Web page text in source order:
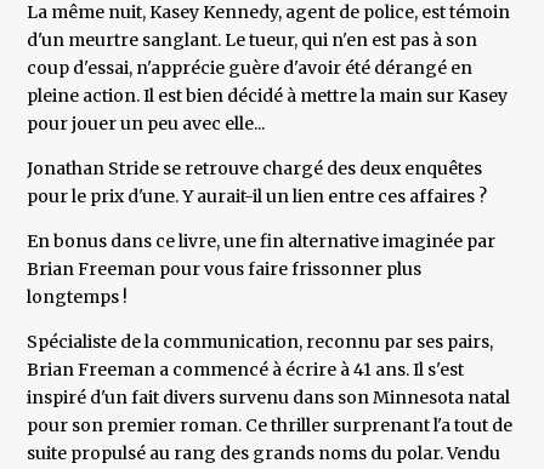
La même nuit, Kasey Kennedy, agent de police, est témoin
d'un meurtre sanglant. Le tueur, qui n'en est pas à son
coup d'essai, n'apprécie guère d'avoir été dérangé en
pleine action. Il est bien décidé à mettre la main sur Kasey
pour jouer un peu avec elle...
Jonathan Stride se retrouve chargé des deux enquêtes
pour le prix d'une. Y aurait-il un lien entre ces affaires ?
En bonus dans ce livre, une fin alternative imaginée par
Brian Freeman pour vous faire frissonner plus
longtemps !
Spécialiste de la communication, reconnu par ses pairs,
Brian Freeman a commencé à écrire à 41 ans. Il s'est
inspiré d'un fait divers survenu dans son Minnesota natal
pour son premier roman. Ce thriller surprenant l'a tout de
suite propulsé au rang des grands noms du polar. Vendu